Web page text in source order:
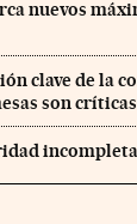
nuevos
clave de la
son